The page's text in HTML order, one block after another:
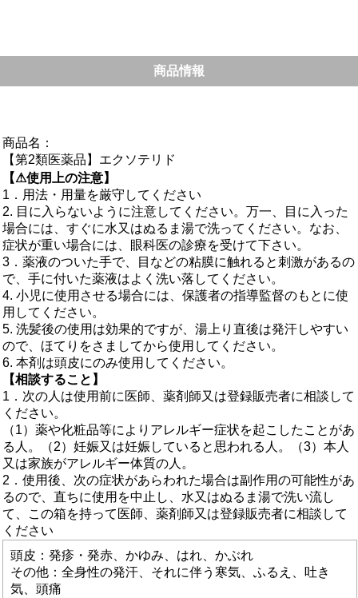
商品情報
商品名：
【第2類医薬品】エクソテリド
【⚠使用上の注意】
1．用法・用量を厳守してください
2. 目に入らないように注意してください。万一、目に入った
場合には、すぐに水又はぬるま湯で洗ってください。なお、
症状が重い場合には、眼科医の診療を受けて下さい。
3．薬液のついた手で、目などの粘膜に触れると刺激があるの
で、手に付いた薬液はよく洗い落してください。
4. 小児に使用させる場合には、保護者の指導監督のもとに使
用してください。
5. 洗髪後の使用は効果的ですが、湯上り直後は発汗しやすい
ので、ほてりをさましてから使用してください。
6. 本剤は頭皮にのみ使用してください。
【相談すること】
1．次の人は使用前に医師、薬剤師又は登録販売者に相談して
ください。
（1）薬や化粧品等によりアレルギー症状を起こしたことがあ
る人。（2）妊娠又は妊娠していると思われる人。（3）本人
又は家族がアレルギー体質の人。
2．使用後、次の症状があらわれた場合は副作用の可能性があ
るので、直ちに使用を中止し、水又はぬるま湯で洗い流し
て、この箱を持って医師、薬剤師又は登録販売者に相談して
ください
頭皮：発疹・発赤、かゆみ、はれ、かぶれ
その他：全身性の発汗、それに伴う寒気、ふるえ、吐き
気、頭痛